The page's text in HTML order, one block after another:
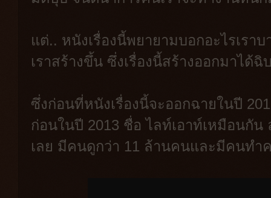
แต่.. หนังเรื่องนี้พยายามบอกอะไรเรา
เราสร้างขึ้น ซึ่งเรื่องนี้สร้างออกมาได้
ซึ่งก่อนที่หนังเรื่องนี้จะออกฉายในปี
ก่อนในปี 2013 ชื่อ ไลท์เอาท์เหมือนกั
เลย มีคนดูกว่า 11 ล้านคนและมีคนทำ